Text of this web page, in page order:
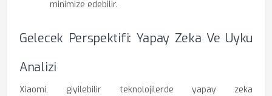
minimize edebilir.
Gelecek Perspektifi: Yapay Zeka Ve Uyku
Analizi
Xiaomi, giyilebilir teknolojilerde yapay zeka